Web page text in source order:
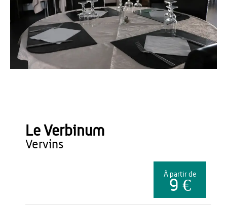
Office de Tourisme du Pays de Thiérache
Le Verbinum
vervins
À partir de
9 €